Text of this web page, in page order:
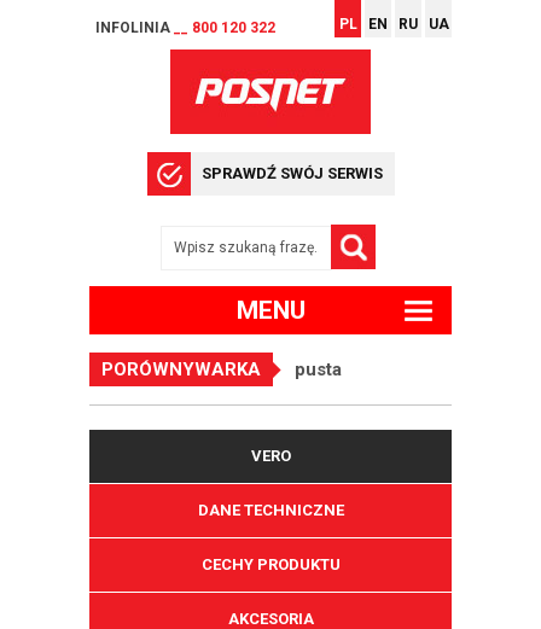
INFOLINIA __ 800 120 322 PL EN RU UA
SPRAWDŹ SWÓJ SERWIS
MENU
PORÓWNYWARKA pusta
VERO
DANE TECHNICZNE
CECHY PRODUKTU
AKCESORIA